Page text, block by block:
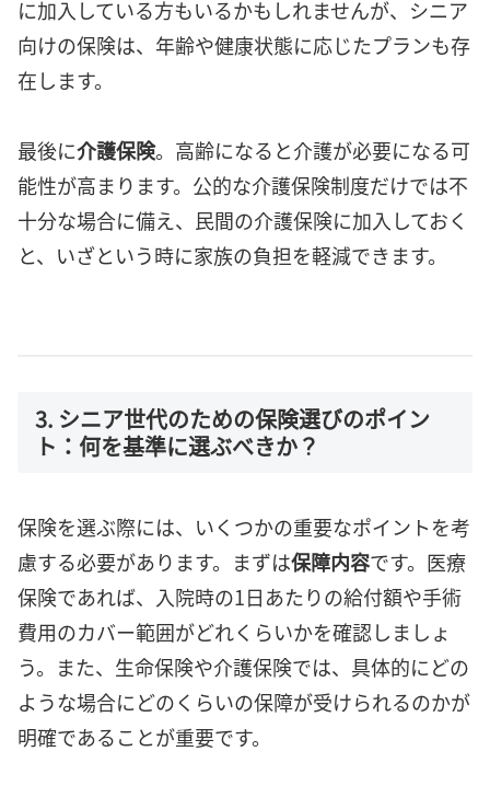
に加入している方もいるかもしれませんが、シニア
向けの保険は、年齢や健康状態に応じたプランも存
在します。
最後に介護保険。高齢になると介護が必要になる可
能性が高まります。公的な介護保険制度だけでは不
十分な場合に備え、民間の介護保険に加入しておく
と、いざという時に家族の負担を軽減できます。
3. シニア世代のための保険選びのポイン
ト：何を基準に選ぶべきか？
保険を選ぶ際には、いくつかの重要なポイントを考
慮する必要があります。まずは保障内容です。医療
保険であれば、入院時の1日あたりの給付額や手術
費用のカバー範囲がどれくらいかを確認しましょ
う。また、生命保険や介護保険では、具体的にどの
ような場合にどのくらいの保障が受けられるのかが
明確であることが重要です。